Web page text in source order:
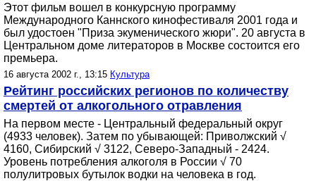
Этот фильм вошел в конкурсную программу
Международного Каннского кинофестиваля 2001 года и
был удостоен "Приза экуменического жюри". 20 августа в
Центральном доме литераторов в Москве состоится его
премьера.
16 августа 2002 г., 13:15 Культура
Рейтинг российских регионов по количеству
смертей от алкогольного отравления
На первом месте - Центральный федеральный округ
(4933 человек). Затем по убывающей: Приволжский √
4160, Сибирский √ 3122, Северо-Западный - 2424.
Уровень потребления алкоголя в России √ 70
полулитровых бутылок водки на человека в год.